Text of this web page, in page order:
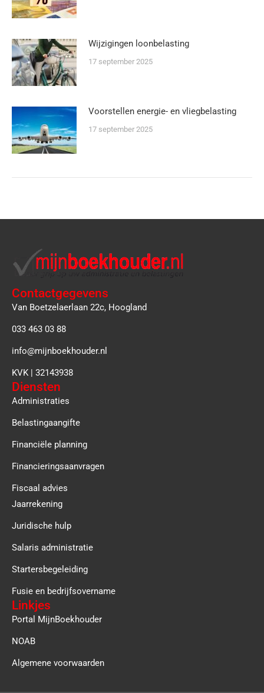
Wijzigingen loonbelasting
17 september 2025
Voorstellen energie- en vliegbelasting
17 september 2025
Contactgegevens
Van Boetzelaerlaan 22c, Hoogland
033 463 03 88
info@mijnboekhouder.nl
KVK | 32143938
Diensten
Administraties
Belastingaangifte
Financiële planning
Financieringsaanvragen
Fiscaal advies
Jaarrekening
Juridische hulp
Salaris administratie
Startersbegeleiding
Fusie en bedrijfsovername
Linkjes
Portal MijnBoekhouder
NOAB
Algemene voorwaarden